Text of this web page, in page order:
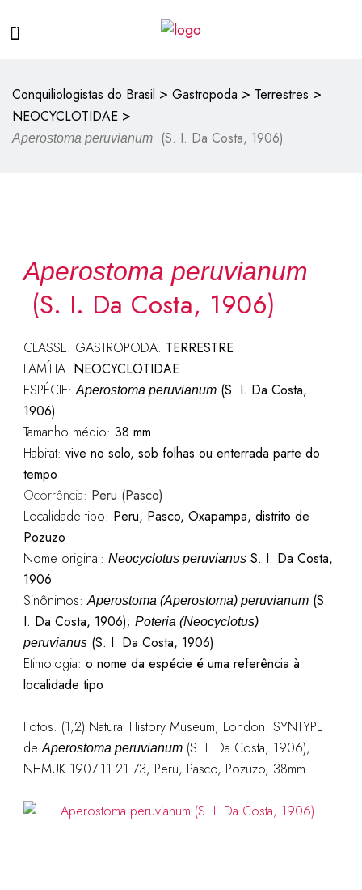
Conquiliologistas do Brasil > Gastropoda > Terrestres >
NEOCYCLOTIDAE >
Aperostoma peruvianum (S. I. Da Costa, 1906)
Aperostoma peruvianum
(S. I. Da Costa, 1906)
CLASSE: GASTROPODA: TERRESTRE
FAMÍLIA: NEOCYCLOTIDAE
ESPÉCIE:Aperostoma peruvianum(S. I. Da Costa,
1906)
Tamanho médio: 38 mm
Habitat: vive no solo, sob folhas ou enterrada parte do
tempo
Ocorrência: Peru (Pasco)
Localidade tipo: Peru, Pasco, Oxapampa, distrito de
Pozuzo
Nome original: Neocyclotus peruvianusS. I. Da Costa,
1906
Sinônimos:Aperostoma (Aperostoma) peruvianum(S.
I. Da Costa, 1906); Poteria (Neocyclotus)
peruvianus(S. I. Da Costa, 1906)
Etimologia: o nome da espécie é uma referência à
localidade tipo
Fotos: (1,2) Natural History Museum, London: SYNTYPE
deAperostoma peruvianum(S. I. Da Costa, 1906),
NHMUK 1907.11.21.73, Peru, Pasco, Pozuzo, 38mm